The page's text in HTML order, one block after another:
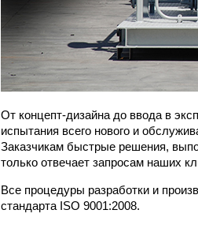
От концепт-дизайна до ввода в
испытания всего нового и
Заказчикам быстрые решения,
только отвечает запросам наших
Все процедуры разработки и
стандарта ISO 9001:2008.